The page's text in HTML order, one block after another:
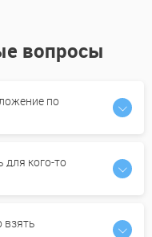
вопросы
по
кого-то
взять